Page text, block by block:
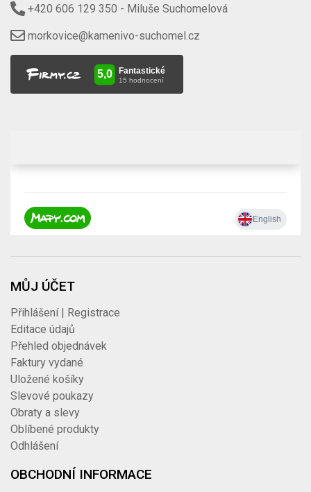
+420 606 129 350 - Miluše Suchomelová
morkovice@kamenivo-suchomel.cz
MŮJ ÚČET
Přihlášení | Registrace
Editace údajů
Přehled objednávek
Faktury vydané
Uložené košíky
Slevové poukazy
Obraty a slevy
Oblíbené produkty
Odhlášení
OBCHODNÍ INFORMACE